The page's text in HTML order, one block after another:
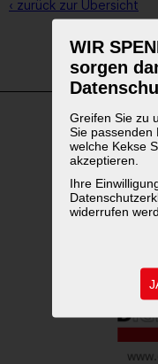
WIR
sorgen
Greifen Sie zu
Sie passenden
welche Kekse
akzeptieren.
Ihre
widerrufen
‹ zurück zur Übersicht